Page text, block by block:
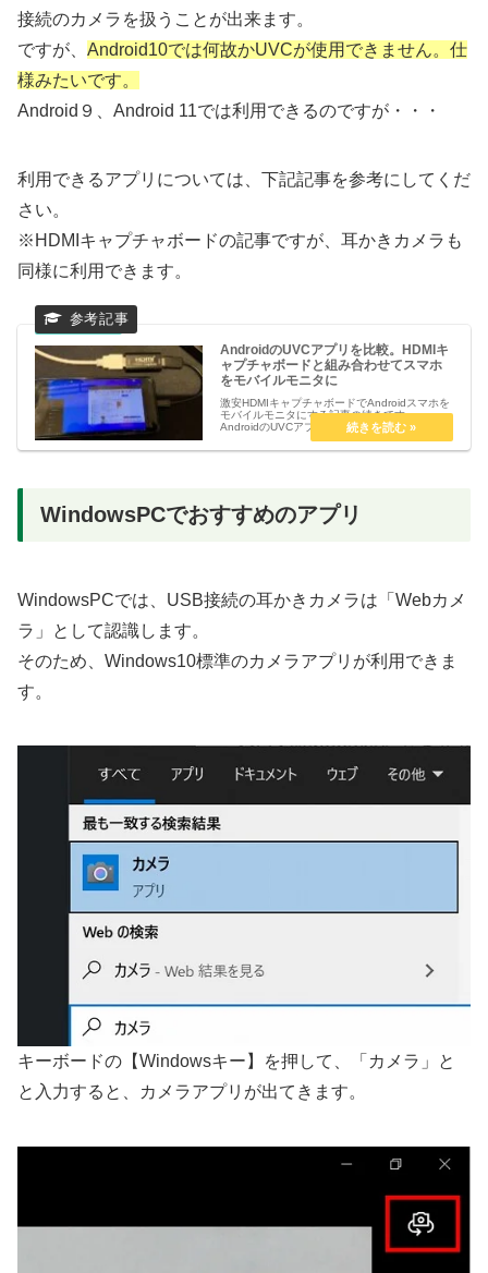
接続のカメラを扱うことが出来ます。
ですが、 Android10では何故かUVCが使用できません。仕
様みたいです。
Android９、Android 11では利用できるのですが・・・
利用できるアプリについては、下記記事を参考にしてくだ
さい。
※HDMIキャプチャボードの記事ですが、耳かきカメラも
同様に利用できます。
AndroidのUVCアプリを比較。HDMIキ
ャプチャボードと組み合わせてスマホ
をモバイルモニタに
激安HDMIキャプチャボードでAndroidスマホを
モバイルモニタにする記事の続きです。
AndroidのUVCアプリによって画質差や設定項
目が違います。以下3つのアプリを比較してみ
ました。・Easycap & UVC Player(FPVi...
WindowsPCでおすすめのアプリ
WindowsPCでは、USB接続の耳かきカメラは「Webカメ
ラ」として認識します。
そのため、Windows10標準のカメラアプリが利用できま
す。
キーボードの【Windowsキー】を押して、「カメラ」と
と入力すると、カメラアプリが出てきます。